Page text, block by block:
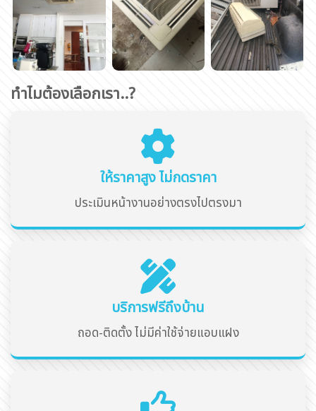
ทำไมต้องเลือกเรา..?
ให้ราคาสูง ไม่กดราคา
ประเมินหน้างานอย่างตรงไปตรงมา
บริการฟรีถึงบ้าน
ถอด-ติดตั้ง ไม่มีค่าใช้จ่ายแอบแฝง